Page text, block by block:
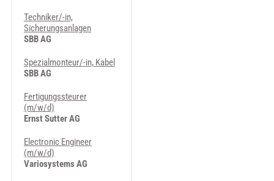
Techniker/-in,
Sicherungsanlagen
SBB AG
Spezialmonteur/-in, Kabel
SBB AG
Fertigungssteurer
(m/w/d)
Ernst Sutter AG
Electronic Engineer
(m/w/d)
Variosystems AG